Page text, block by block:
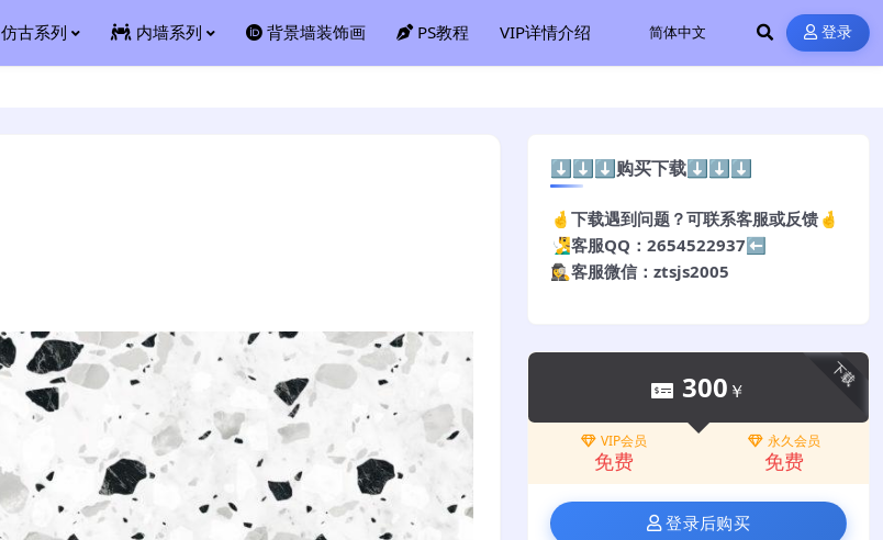
仿古系列 内墙系列 背景墙装饰画 PS教程 VIP详情介绍 登录
⬇️⬇️⬇️购买下载⬇️⬇️⬇️
🤞下载遇到问题？可联系客服或反馈🤞
🧏‍♂️客服QQ：2654522937⬅️
🕵️‍♀️客服微信：ztsjs2005
下载
300 ￥
VIP会员
免费
永久会员
免费
登录后购买